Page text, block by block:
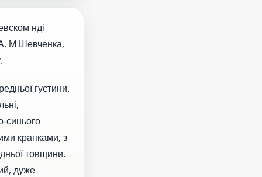
нді
М Шевченка,
густини.
синього
крапками, з
товщини.
дуже